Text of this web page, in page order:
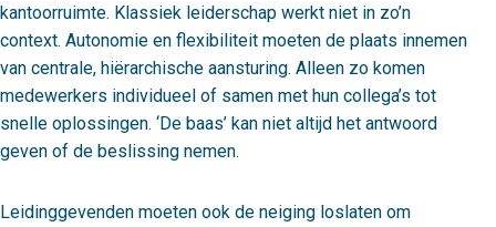
kantoorruimte. Klassiek leiderschap werkt niet in zo’n
context. Autonomie en flexibiliteit moeten de plaats innemen
van centrale, hiërarchische aansturing. Alleen zo komen
medewerkers individueel of samen met hun collega’s tot
snelle oplossingen. ‘De baas’ kan niet altijd het antwoord
geven of de beslissing nemen.
Leidinggevenden moeten ook de neiging loslaten om